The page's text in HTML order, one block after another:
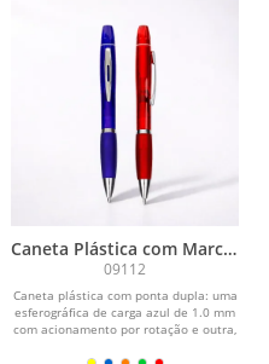
Caneta Plástica com Marca-
Texto
09112
Caneta plástica com ponta dupla: uma
esferográfica de carga azul de 1.0 mm
com acionamento por rotação e outra,